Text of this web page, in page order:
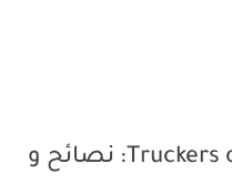
تحميل لعبة Truckers of Europe 3: نصائح و